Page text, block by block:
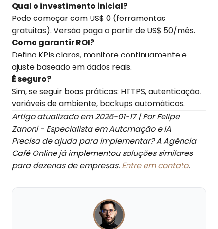
Qual o investimento inicial?
Pode começar com US$ 0 (ferramentas
gratuitas). Versão paga a partir de US$ 50/mês.
Como garantir ROI?
Defina KPIs claros, monitore continuamente e
ajuste baseado em dados reais.
É seguro?
Sim, se seguir boas práticas: HTTPS, autenticação,
variáveis de ambiente, backups automáticos.
Artigo atualizado em 2026-01-17 | Por Felipe
Zanoni - Especialista em Automação e IA
Precisa de ajuda para implementar? A Agência
Café Online já implementou soluções similares
para dezenas de empresas. Entre em contato.